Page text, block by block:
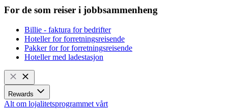
For de som reiser i jobbsammenheng
Billie - faktura for bedrifter
Hoteller for forretningsreisende
Pakker for for forretningsreisende
Hoteller med ladestasjon
Rewards
Alt om lojalitetsprogrammet vårt